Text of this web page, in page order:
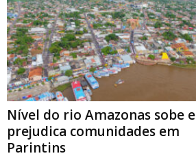
Nível do rio Amazonas sobe e
prejudica comunidades em
Parintins